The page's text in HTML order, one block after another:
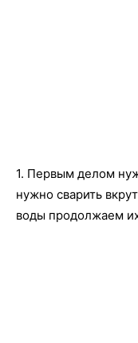
1. Первым делом
нужно сварить
воды продолжаем